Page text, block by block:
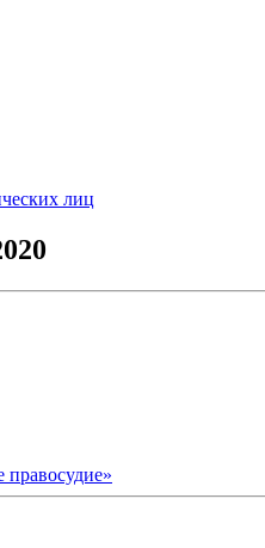
лиц
правосудие»